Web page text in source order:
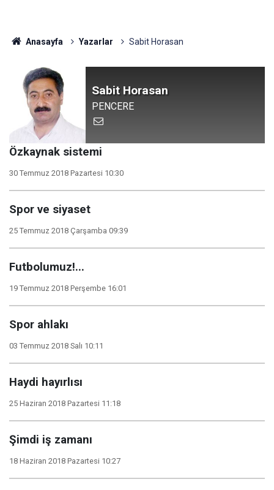
Anasayfa Yazarlar Sabit Horasan
Sabit Horasan
PENCERE
Özkaynak sistemi
30 Temmuz 2018 Pazartesi 10:30
Spor ve siyaset
25 Temmuz 2018 Çarşamba 09:39
Futbolumuz!...
19 Temmuz 2018 Perşembe 16:01
Spor ahlakı
03 Temmuz 2018 Salı 10:11
Haydi hayırlısı
25 Haziran 2018 Pazartesi 11:18
Şimdi iş zamanı
18 Haziran 2018 Pazartesi 10:27